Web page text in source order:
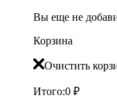
Вы еще не
Корзина
Очистить
Итого:0 ₽